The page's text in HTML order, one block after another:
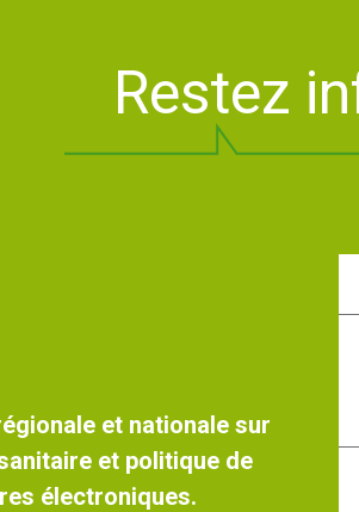
Restez
et nationale sur
et politique de
électroniques.